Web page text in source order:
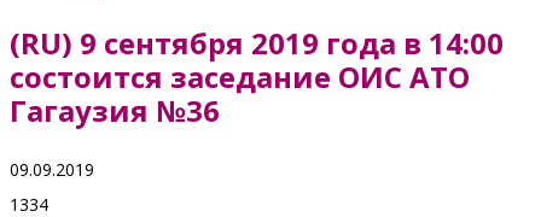
(RU) 9 сентября 2019 года в 14:00
состоится заседание ОИС АТО
Гагаузия №36
09.09.2019
1334